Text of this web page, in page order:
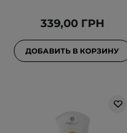
339,00 ГРН
ДОБАВИТЬ В КОРЗИНУ